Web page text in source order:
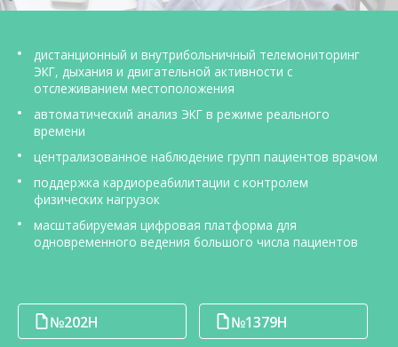
дистанционный и внутрибольничный телемониторинг
ЭКГ, дыхания и двигательной активности с
отслеживанием местоположения
автоматический анализ ЭКГ в режиме реального
времени
централизованное наблюдение групп пациентов врачом
поддержка кардиореабилитации с контролем
физических нагрузок
масштабируемая цифровая платформа для
одновременного ведения большого числа пациентов
№202Н №1379Н